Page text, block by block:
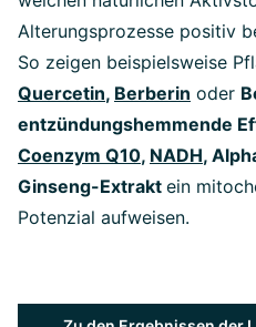
Alterungsprozesse positiv
So zeigen beispielsweise
Quercetin, Berberin oder
entzündungshemmende
Coenzym Q10, NADH,
Ginseng-Extrakt ein
Potenzial aufweisen.